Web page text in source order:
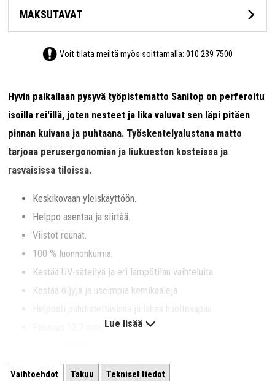
MAKSUTAVAT
Voit tilata meiltä myös soittamalla:010 239 7500
Hyvin paikallaan pysyvä työpistematto Sanitop on perferoitu
isoilla rei'illä, joten nesteet ja lika valuvat sen läpi pitäen
pinnan kuivana ja puhtaana. Työskentelyalustana matto
tarjoaa perusergonomian ja liukueston kosteissa ja
rasvaisissa tiloissa.
Keskikovaan yleiskäyttöön.
Helppo asentaa ja siirtää.
Viistot reunat.
100 % luonnonkumia.
Kestää UV-säteilyä ja eri lämpötilan vaihteluita.
Kestää öljyjä ja useimpia kemikaaleja.
Leveys 91 cm.
Lue lisää
Vaihtoehdot Takuu Tekniset tiedot